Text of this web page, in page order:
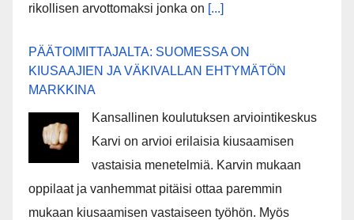
rikollisen arvottomaksi jonka on [...]
PÄÄTOIMITTAJALTA: SUOMESSA ON
KIUSAAJIEN JA VÄKIVALLAN EHTYMÄTÖN
MARKKINA
Kansallinen koulutuksen arviointikeskus
Karvi on arvioi erilaisia kiusaamisen
vastaisia menetelmiä. Karvin mukaan
oppilaat ja vanhemmat pitäisi ottaa paremmin
mukaan kiusaamisen vastaiseen työhön. Myös